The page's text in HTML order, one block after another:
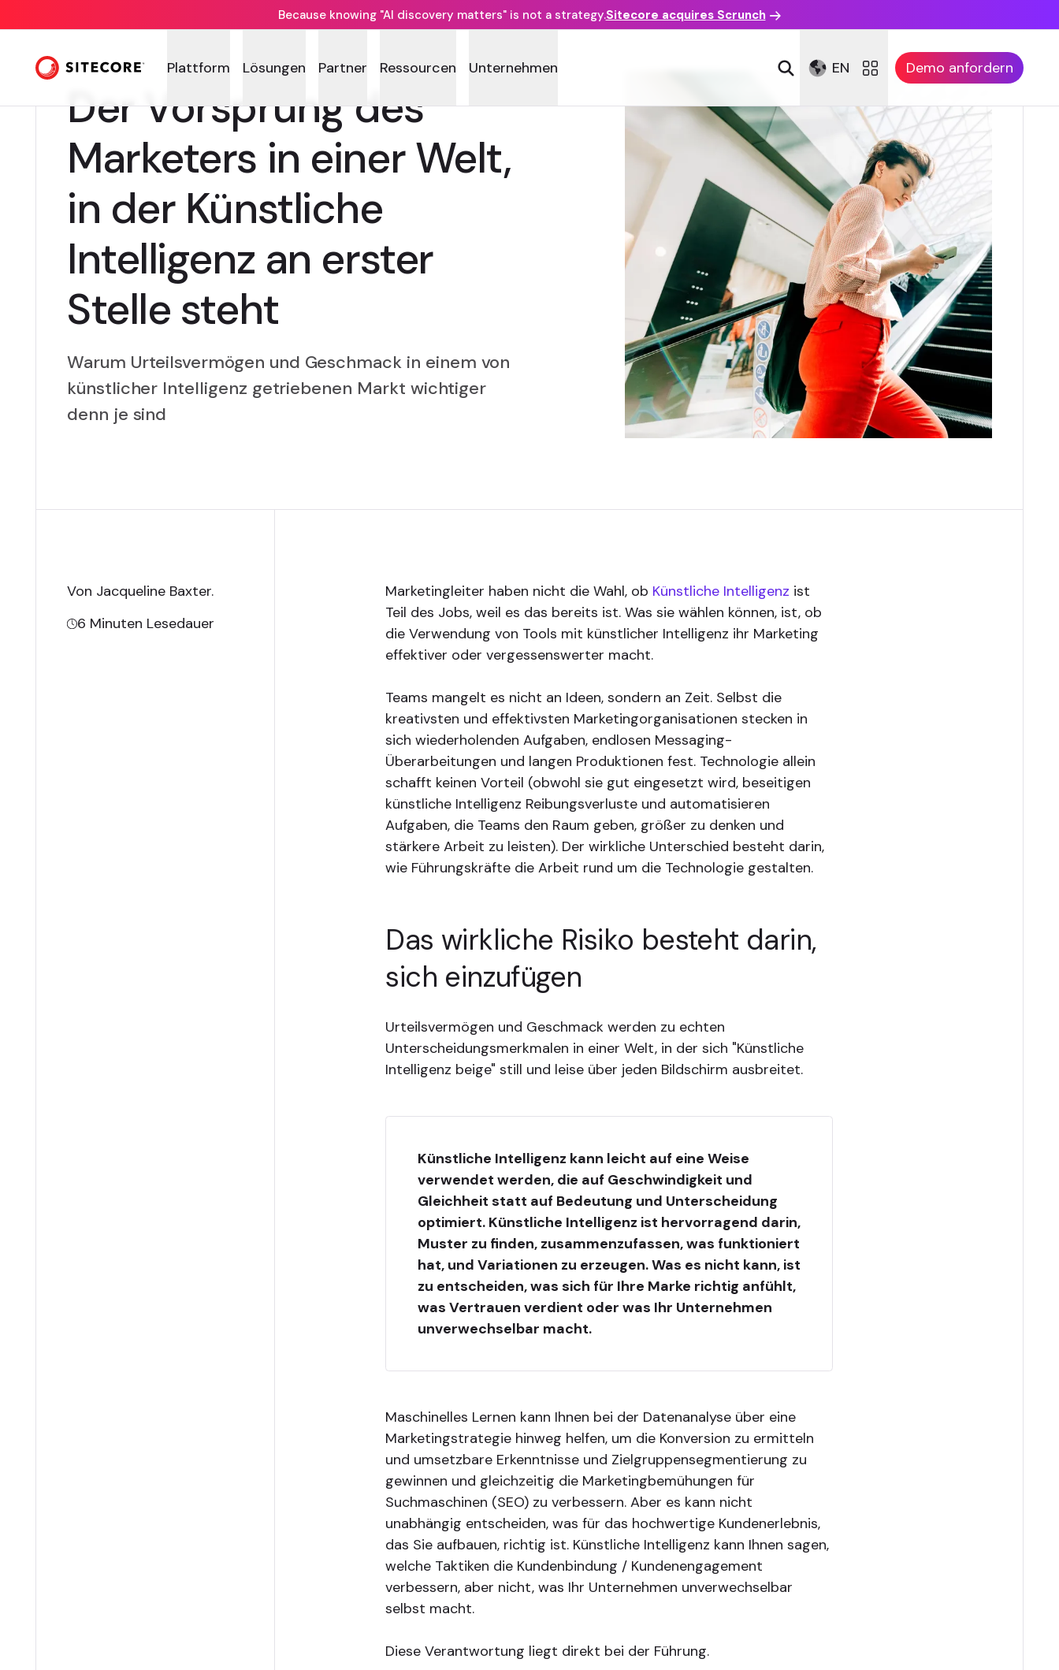
Because knowing "AI discovery matters" is not a strategy.Sitecore acquires Scrunch
Plattform Lösungen Partner Ressourcen Unternehmen EN Demo anfordern
Der Vorsprung des
Marketers in einer Welt,
in der Künstliche
Intelligenz an erster
Stelle steht
Warum Urteilsvermögen und Geschmack in einem von
künstlicher Intelligenz getriebenen Markt wichtiger
denn je sind
Von Jacqueline Baxter.
6 Minuten Lesedauer
Marketingleiter haben nicht die Wahl, ob Künstliche Intelligenz ist
Teil des Jobs, weil es das bereits ist. Was sie wählen können, ist, ob
die Verwendung von Tools mit künstlicher Intelligenz ihr Marketing
effektiver oder vergessenswerter macht.
Teams mangelt es nicht an Ideen, sondern an Zeit. Selbst die
kreativsten und effektivsten Marketingorganisationen stecken in
sich wiederholenden Aufgaben, endlosen Messaging-
Überarbeitungen und langen Produktionen fest. Technologie allein
schafft keinen Vorteil (obwohl sie gut eingesetzt wird, beseitigen
künstliche Intelligenz Reibungsverluste und automatisieren
Aufgaben, die Teams den Raum geben, größer zu denken und
stärkere Arbeit zu leisten). Der wirkliche Unterschied besteht darin,
wie Führungskräfte die Arbeit rund um die Technologie gestalten.
Das wirkliche Risiko besteht darin,
sich einzufügen
Urteilsvermögen und Geschmack werden zu echten
Unterscheidungsmerkmalen in einer Welt, in der sich "Künstliche
Intelligenz beige" still und leise über jeden Bildschirm ausbreitet.
Künstliche Intelligenz kann leicht auf eine Weise
verwendet werden, die auf Geschwindigkeit und
Gleichheit statt auf Bedeutung und Unterscheidung
optimiert. Künstliche Intelligenz ist hervorragend darin,
Muster zu finden, zusammenzufassen, was funktioniert
hat, und Variationen zu erzeugen. Was es nicht kann, ist
zu entscheiden, was sich für Ihre Marke richtig anfühlt,
was Vertrauen verdient oder was Ihr Unternehmen
unverwechselbar macht.
Maschinelles Lernen kann Ihnen bei der Datenanalyse über eine
Marketingstrategie hinweg helfen, um die Konversion zu ermitteln
und umsetzbare Erkenntnisse und Zielgruppensegmentierung zu
gewinnen und gleichzeitig die Marketingbemühungen für
Suchmaschinen (SEO) zu verbessern. Aber es kann nicht
unabhängig entscheiden, was für das hochwertige Kundenerlebnis,
das Sie aufbauen, richtig ist. Künstliche Intelligenz kann Ihnen sagen,
welche Taktiken die Kundenbindung / Kundenengagement
verbessern, aber nicht, was Ihr Unternehmen unverwechselbar
selbst macht.
Diese Verantwortung liegt direkt bei der Führung.